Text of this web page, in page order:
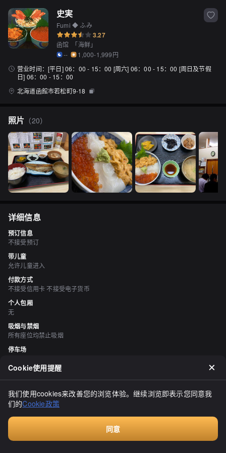
史実
Fumi ◆ ふみ
3.27
函馆 「海鲜」
--
1,000-1,999円
营业时间： [平日] 06：00 - 15：00 [周六] 06：00 - 15：00 [周日及节假
日] 06：00 - 15：00
北海道函館市若松町9-18
照片 （20）
详细信息
预订信息
不接受预订
带儿童
允许儿童进入
付款方式
不接受信用卡 不接受电子货币
个人包厢
无
吸烟与禁烟
所有座位均禁止吸烟
停车场
空间与设备
有吧台座位
评价（20）
函馆站附近的朝市有一家海鲜餐厅。虽然街上有很多海鲜餐厅，但因
Cookie使用提醒
我们使用cookies来改善您的浏览体验。继续浏览即表示您同意我
们的Cookie政策
同意